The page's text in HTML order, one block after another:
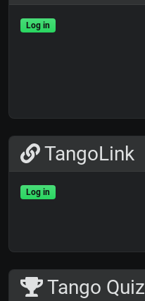
Log in
TangoLink
Log in
Tango Quiz